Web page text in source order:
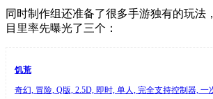
同时制作组还准备了很多手游独有的玩法
目里率先曝光了三个：
饥荒
奇幻, 冒险, Q版, 2.5D, 即时, 单人, 完全支持控制器, 一